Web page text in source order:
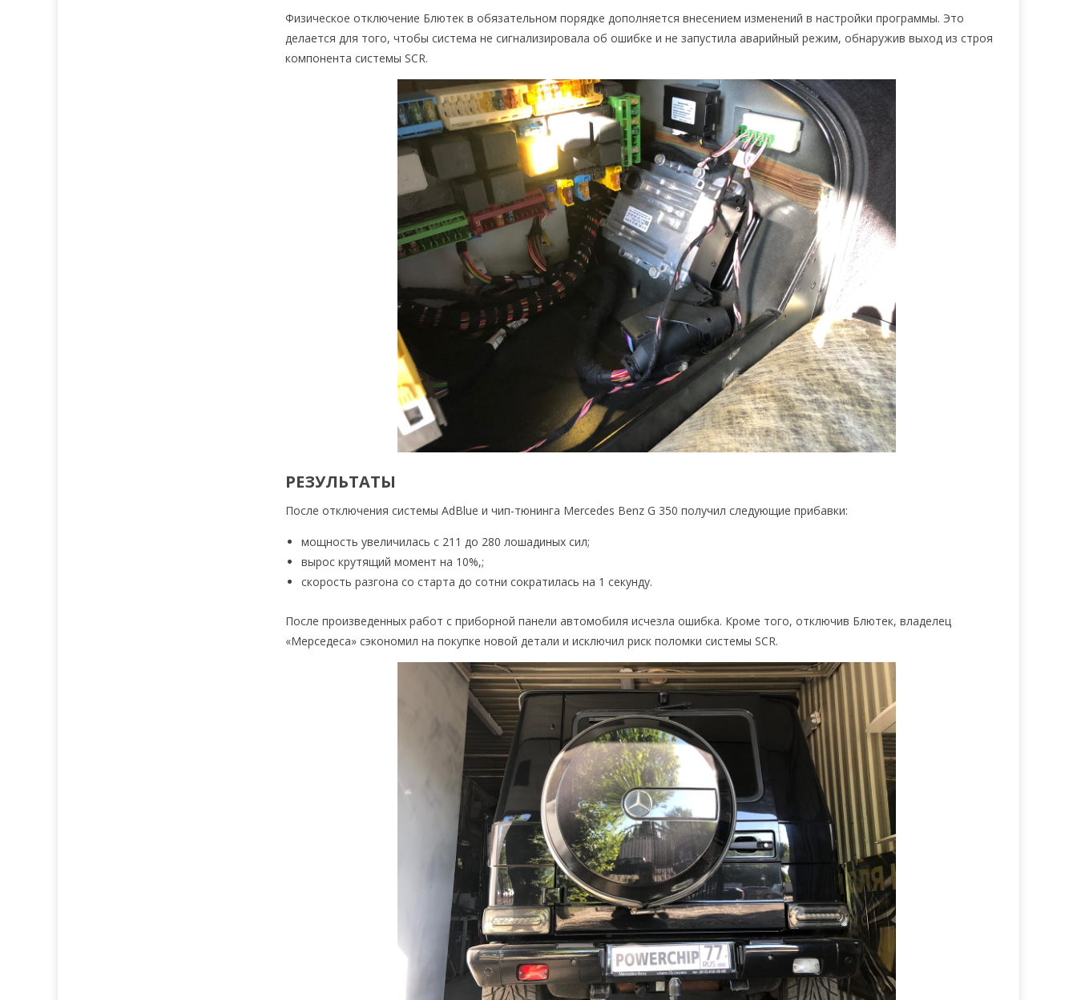
Физическое отключение Блютек в обязательном порядке дополняется внесением изменений в настройки программы. Это
делается для того, чтобы система не сигнализировала об ошибке и не запустила аварийный режим, обнаружив выход из строя
компонента системы SCR.
РЕЗУЛЬТАТЫ
После отключения системы AdBlue и чип-тюнинга Mercedes Benz G 350 получил следующие прибавки:
мощность увеличилась с 211 до 280 лошадиных сил;
вырос крутящий момент на 10%,;
скорость разгона со старта до сотни сократилась на 1 секунду.
После произведенных работ с приборной панели автомобиля исчезла ошибка. Кроме того, отключив Блютек, владелец
«Мерседеса» сэкономил на покупке новой детали и исключил риск поломки системы SCR.